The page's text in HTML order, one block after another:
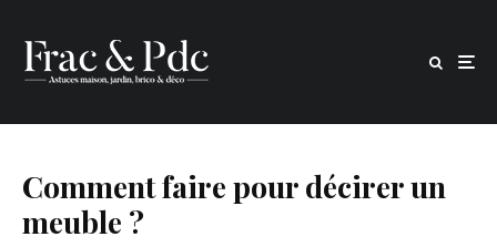
Comment faire pour décirer un
meuble ?